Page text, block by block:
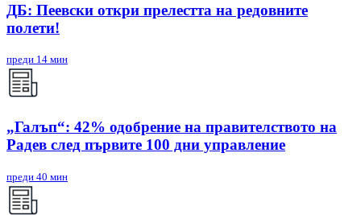
ДБ: Пеевски откри прелестта на редовните
полети!
преди 14 мин
„Галъп“: 42% одобрение на правителството на
Радев след първите 100 дни управление
преди 40 мин